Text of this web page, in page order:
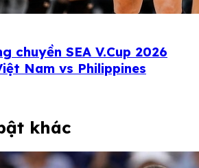
chuyền SEA V.Cup 2026
Nam vs Philippines
khác